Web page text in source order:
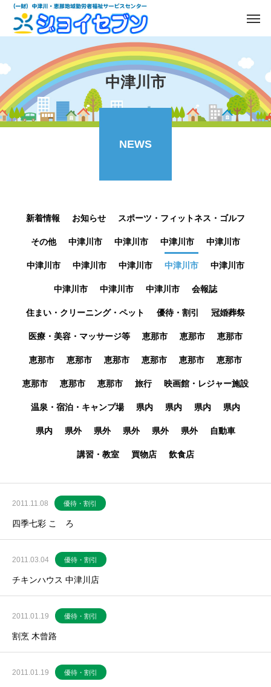
中津川市
NEWS
新着情報 お知らせ スポーツ・フィットネス・ゴルフ
その他 中津川市 中津川市 中津川市 中津川市
中津川市 中津川市 中津川市 中津川市 中津川市
中津川市 中津川市 中津川市 会報誌
住まい・クリーニング・ペット 優待・割引 冠婚葬祭
医療・美容・マッサージ等 恵那市 恵那市 恵那市
恵那市 恵那市 恵那市 恵那市 恵那市 恵那市
恵那市 恵那市 恵那市 旅行 映画館・レジャー施設
温泉・宿泊・キャンプ場 県内 県内 県内 県内
県内 県外 県外 県外 県外 県外 自動車
講習・教室 買物店 飲食店
2011.11.08 優待・割引
四季七彩 こゝろ
2011.03.04 優待・割引
チキンハウス 中津川店
2011.01.19 優待・割引
割烹 木曾路
2011.01.19 優待・割引